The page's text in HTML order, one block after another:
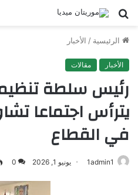
بحث
الرئيسية / الأخبار
الأخبار مقالات
رئيس سلطة
يترأس اجتماعا
في القطاع
1admin1 يونيو 1, 2026 0